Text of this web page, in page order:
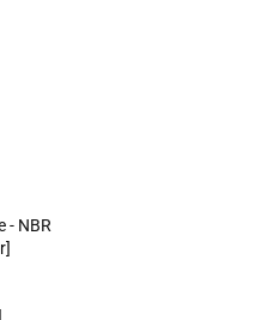
- NBR